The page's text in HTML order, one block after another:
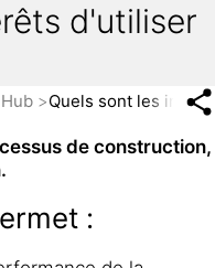
d'utiliser
Quels sont les
de construction,
: